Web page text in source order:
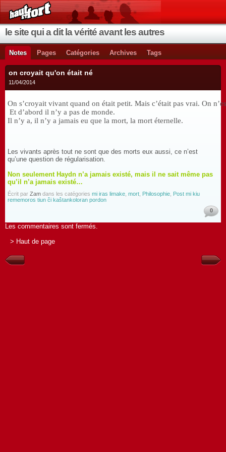
le site qui a dit la vérité avant les autres
Notes Pages Catégories Archives Tags
on croyait qu'on était né
11/04/2014
On s’croyait vivant quand on était petit. Mais c’était pas vrai. On
Et d’abord il n’y a pas de monde.
Il n’y a, il n’y a jamais eu que la mort, la mort éternelle.
Les vivants après tout ne sont que des morts eux aussi, ce n’est
qu’une question de régularisation.
Non seulement Haydn n’a jamais existé, mais il ne sait même pas
qu’il n’a jamais existé…
Écrit par Zam dans les catégories mi iras limake mort Philosophie Post mi kiu
rememoros tiun ĉi kaŝtankoloran pordon
0
Les commentaires sont fermés.
> Haut de page